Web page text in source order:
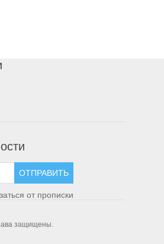
ОТПРАВИТЬ
от прописки
защищены.